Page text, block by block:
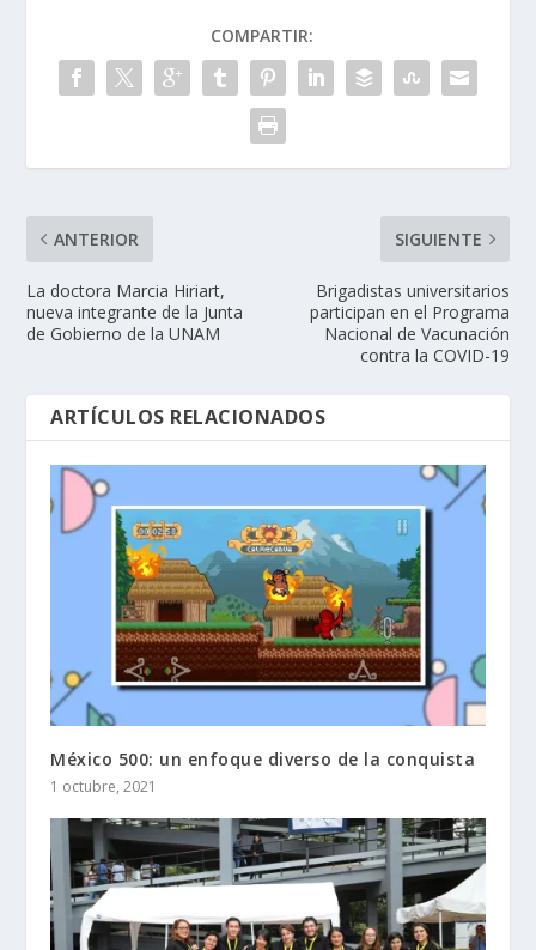
COMPARTIR:
ANTERIOR
La doctora Marcia Hiriart,
nueva integrante de la Junta
de Gobierno de la UNAM
SIGUIENTE
Brigadistas universitarios
participan en el Programa
Nacional de Vacunación
contra la COVID-19
ARTÍCULOS RELACIONADOS
México 500: un enfoque diverso de la conquista
1 octubre, 2021